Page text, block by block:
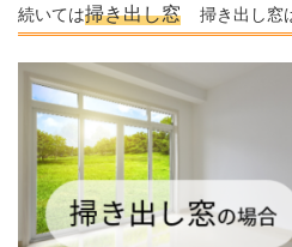
続いては掃き出し窓 掃き出し窓